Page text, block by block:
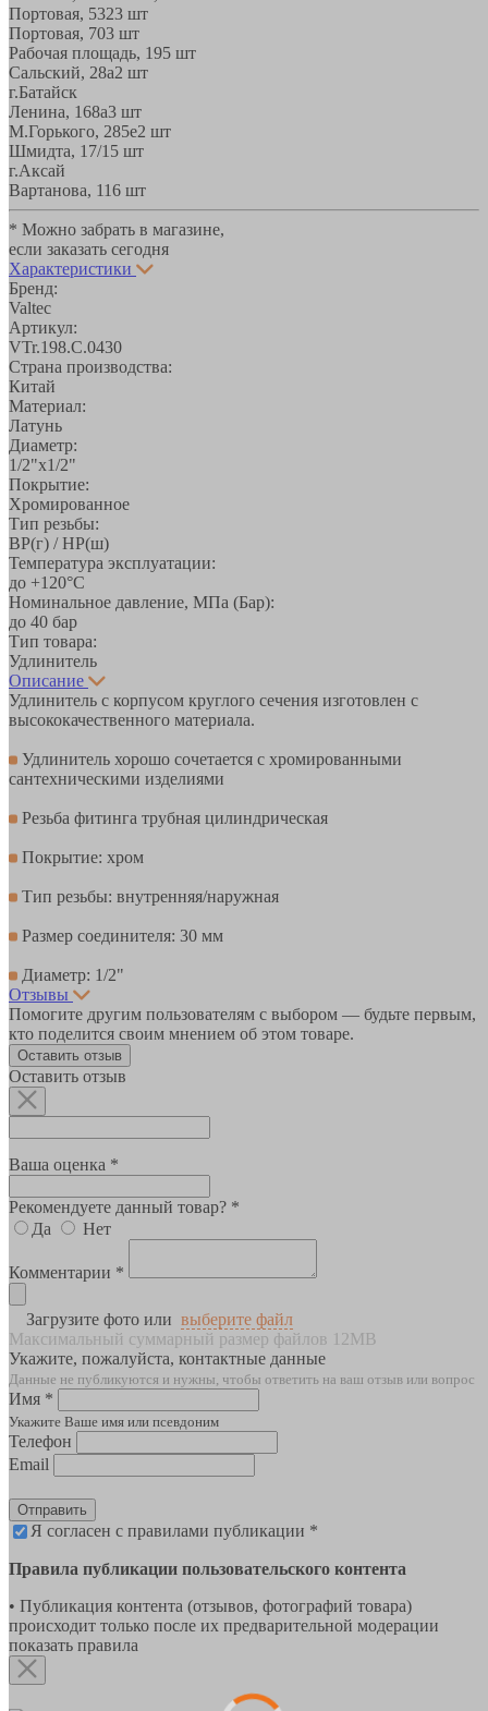
Портовая, 5323 шт
Портовая, 703 шт
Рабочая площадь, 195 шт
Сальский, 28a2 шт
г.Батайск
Ленина, 168а3 шт
М.Горького, 285е2 шт
Шмидта, 17/1 5 шт
г.Аксай
Вартанова, 116 шт
* Можно забрать в магазине,
если заказать сегодня
Характеристики
Бренд:
Valtec
Артикул:
VTr.198.C.0430
Страна производства:
Китай
Материал:
Латунь
Диаметр:
1/2"x1/2"
Покрытие:
Хромированное
Тип резьбы:
ВР(г) / НР(ш)
Температура эксплуатации:
до +120°С
Номинальное давление, МПа (Бар):
до 40 бар
Тип товара:
Удлинитель
Описание
Удлинитель с корпусом круглого сечения изготовлен с
высококачественного материала.
Удлинитель хорошо сочетается с хромированными
сантехническими изделиями
Резьба фитинга трубная цилиндрическая
Покрытие: хром
Тип резьбы: внутренняя/наружная
Размер соединителя: 30 мм
Диаметр: 1/2"
Отзывы
Помогите другим пользователям с выбором — будьте первым,
кто поделится своим мнением об этом товаре.
Оставить отзыв
Оставить отзыв
Ваша оценка *
Рекомендуете данный товар? *
Да
Нет
Комментарии *
Загрузите фото или выберите файл
Максимальный суммарный размер файлов 12MB
Укажите, пожалуйста, контактные данные
Данные не публикуются и нужны, чтобы ответить на ваш отзыв или вопрос
Имя *
Укажите Ваше имя или псевдоним
Телефон
Email
Отправить
Я согласен с правилами публикации *
Правила публикации пользовательского контента
• Публикация контента (отзывов, фотографий товара)
происходит только после их предварительной модерации
показать правила